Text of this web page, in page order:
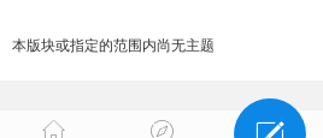
本版块或指定的范围内尚无主题